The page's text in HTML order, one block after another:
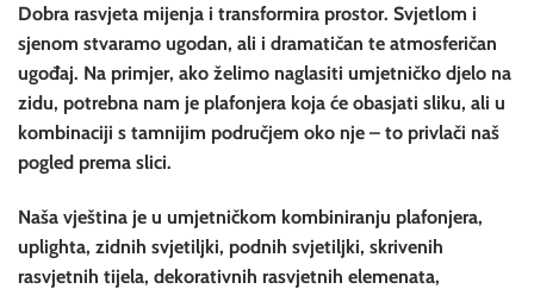
Dobra rasvjeta mijenja i transformira prostor. Svjetlom i
sjenom stvaramo ugodan, ali i dramatičan te atmosferičan
ugođaj. Na primjer, ako želimo naglasiti umjetničko djelo na
zidu, potrebna nam je plafonjera koja će obasjati sliku, ali u
kombinaciji s tamnijim područjem oko nje – to privlači naš
pogled prema slici.
Naša vještina je u umjetničkom kombiniranju plafonjera,
uplighta, zidnih svjetiljki, podnih svjetiljki, skrivenih
rasvjetnih tijela, dekorativnih rasvjetnih elemenata,